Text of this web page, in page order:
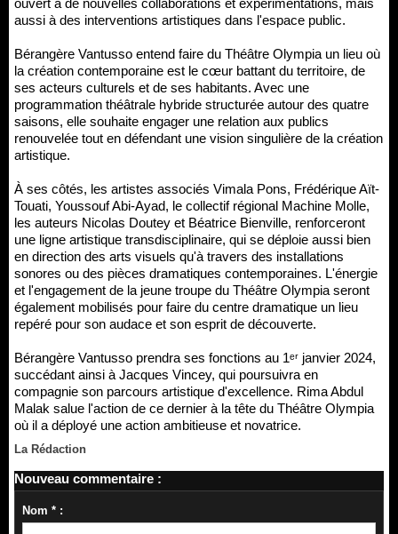
ouvert à de nouvelles collaborations et expérimentations, mais
aussi à des interventions artistiques dans l'espace public.
Bérangère Vantusso entend faire du Théâtre Olympia un lieu où
la création contemporaine est le cœur battant du territoire, de
ses acteurs culturels et de ses habitants. Avec une
programmation théâtrale hybride structurée autour des quatre
saisons, elle souhaite engager une relation aux publics
renouvelée tout en défendant une vision singulière de la création
artistique.
À ses côtés, les artistes associés Vimala Pons, Frédérique Aït-
Touati, Youssouf Abi-Ayad, le collectif régional Machine Molle,
les auteurs Nicolas Doutey et Béatrice Bienville, renforceront
une ligne artistique transdisciplinaire, qui se déploie aussi bien
en direction des arts visuels qu'à travers des installations
sonores ou des pièces dramatiques contemporaines. L'énergie
et l'engagement de la jeune troupe du Théâtre Olympia seront
également mobilisés pour faire du centre dramatique un lieu
repéré pour son audace et son esprit de découverte.
Bérangère Vantusso prendra ses fonctions au 1ᵉʳ janvier 2024,
succédant ainsi à Jacques Vincey, qui poursuivra en
compagnie son parcours artistique d'excellence. Rima Abdul
Malak salue l'action de ce dernier à la tête du Théâtre Olympia
où il a déployé une action ambitieuse et novatrice.
La Rédaction
Nouveau commentaire :
Nom * :